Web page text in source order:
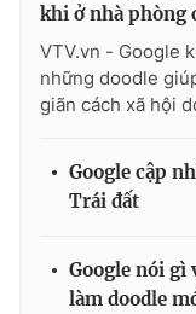
khi ở nhà phòng
VTV.vn - Google
những doodle
giãn cách xã hội
Google cập
Trái đất
Google nói gì
làm doodle